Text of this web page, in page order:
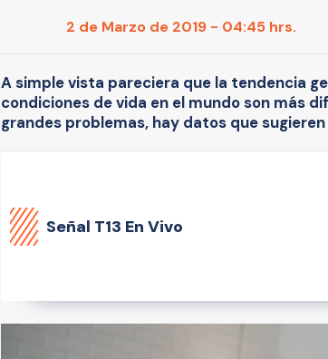
2 de Marzo de 2019 - 04:45 hrs.
A simple vista pareciera que la tendencia
condiciones de vida en el mundo son más
grandes problemas, hay datos que
Señal T13 En Vivo